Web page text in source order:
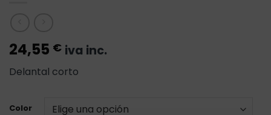
24,55 € iva inc.
Delantal corto
Color